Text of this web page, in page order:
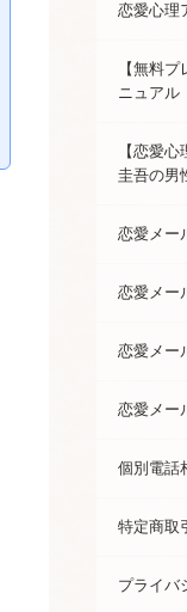
恋愛心理
【無料
ニュアル
【恋愛
圭吾の男
恋愛メー
恋愛メー
恋愛メー
恋愛メー
個別電話
特定商取
プライバ